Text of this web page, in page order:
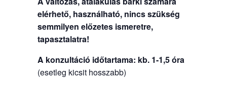
elérhető, használható, nincs szükség
semmilyen előzetes ismeretre,
tapasztalatra!
A konzultáció időtartama: kb. 1-1,5 óra
(esetleg kicsit hosszabb)